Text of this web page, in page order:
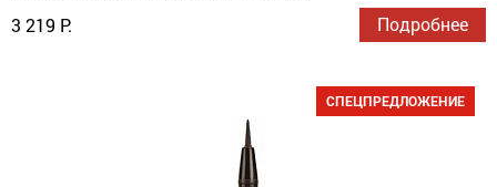
3 219 Р.
Подробнее
СПЕЦПРЕДЛОЖЕНИЕ